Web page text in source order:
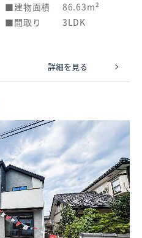
建物面積
86.63m²
間取り 3LDK
詳細を見る